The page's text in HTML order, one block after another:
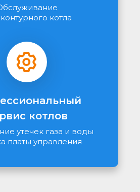
котлов
котла
утечек газа и воды
платы управления